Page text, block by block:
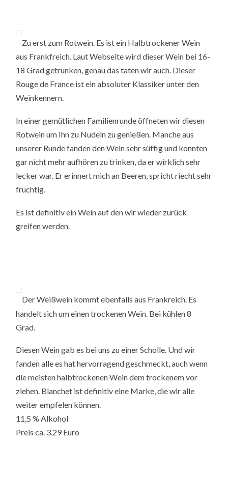
Zu erst zum Rotwein. Es ist ein Halbtrockener Wein
aus Frankfreich. Laut Webseite wird dieser Wein bei 16-
18 Grad getrunken, genau das taten wir auch. Dieser
Rouge de France ist ein absoluter Klassiker unter den
Weinkennern.
In einer gemütlichen Familienrunde öffneten wir diesen
Rotwein um Ihn zu Nudeln zu genießen. Manche aus
unserer Runde fanden den Wein sehr süffig und konnten
gar nicht mehr aufhören zu trinken, da er wirklich sehr
lecker war. Er erinnert mich an Beeren, spricht riecht sehr
fruchtig.
Es ist definitiv ein Wein auf den wir wieder zurück
greifen werden.
Der Weißwein kommt ebenfalls aus Frankreich. Es
handelt sich um einen trockenen Wein. Bei kühlen 8
Grad.
Diesen Wein gab es bei uns zu einer Scholle. Und wir
fanden alle es hat hervorragend geschmeckt, auch wenn
die meisten halbtrockenen Wein dem trockenem vor
ziehen. Blanchet ist definitiv eine Marke, die wir alle
weiter empfelen können.
11,5 % Alkohol
Preis ca. 3,29 Euro